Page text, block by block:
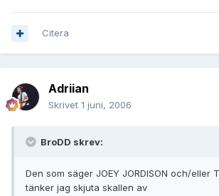
Citera
Adriian
Skrivet 1 juni, 2006
BroDD skrev:
Den som säger JOEY JORDISON och/eller
tänker jag skjuta skallen av